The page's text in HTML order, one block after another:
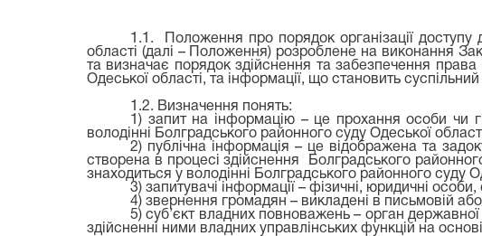
1.1. Положення про порядок організації доступу
області (далі – Положення) розроблене на виконання
та визначає порядок здійснення та забезпечення
Одеської області, та інформації, що становить суспільний
1.2. Визначення понять:
1) запит на інформацію – це прохання особи чи
володінні Болградського районного суду Одеської
2) публічна інформація – це відображена та
створена в процесі здійснення Болградського
знаходиться у володінні Болградського районного суду
3) запитувачі інформації – фізичні, юридичні
4) звернення громадян – викладені в письмовій
5) суб’єкт владних повноважень – орган
здійсненні ними владних управлінських функцій на